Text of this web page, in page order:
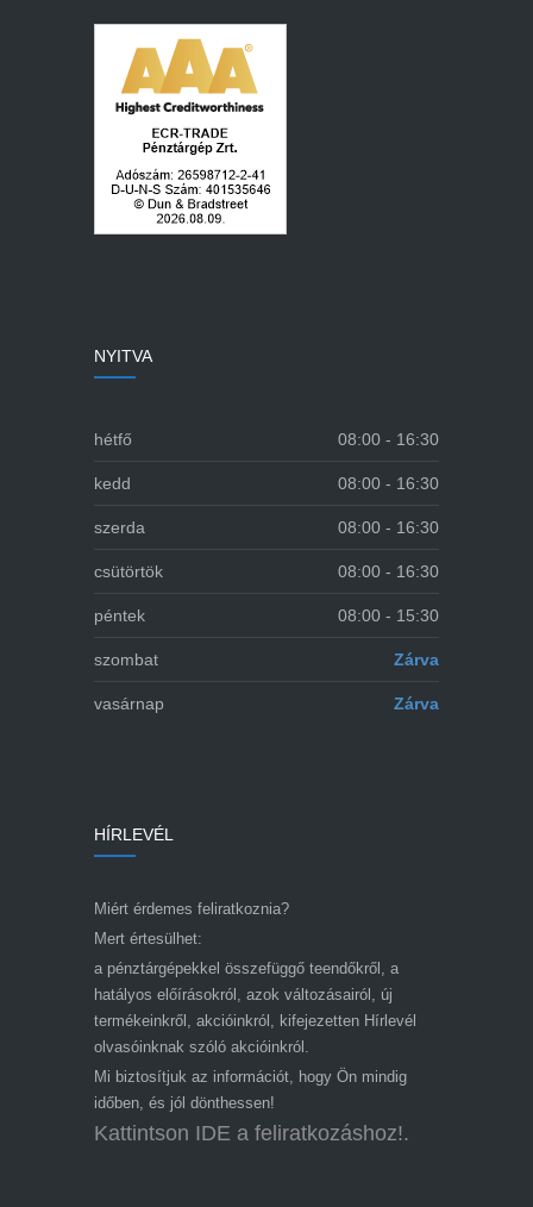
NYITVA
hétfő 08:00 - 16:30
kedd 08:00 - 16:30
szerda 08:00 - 16:30
csütörtök 08:00 - 16:30
péntek 08:00 - 15:30
szombat Zárva
vasárnap Zárva
HÍRLEVÉL
Miért érdemes feliratkoznia?
Mert értesülhet:
a pénztárgépekkel összefüggő teendőkről, a
hatályos előírásokról, azok változásairól, új
termékeinkről, akcióinkról, kifejezetten Hírlevél
olvasóinknak szóló akcióinkról.
Mi biztosítjuk az információt, hogy Ön mindig
időben, és jól dönthessen!
Kattintson IDE a feliratkozáshoz!.